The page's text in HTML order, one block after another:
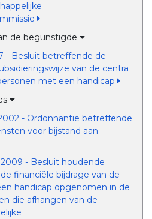
de begunstigde
- Besluit betreffende de
van de centra
met een handicap
- Ordonnantie betreffende
voor bijstand aan
- Besluit houdende
financiële bijdrage van de
handicap opgenomen in de
die afhangen van de